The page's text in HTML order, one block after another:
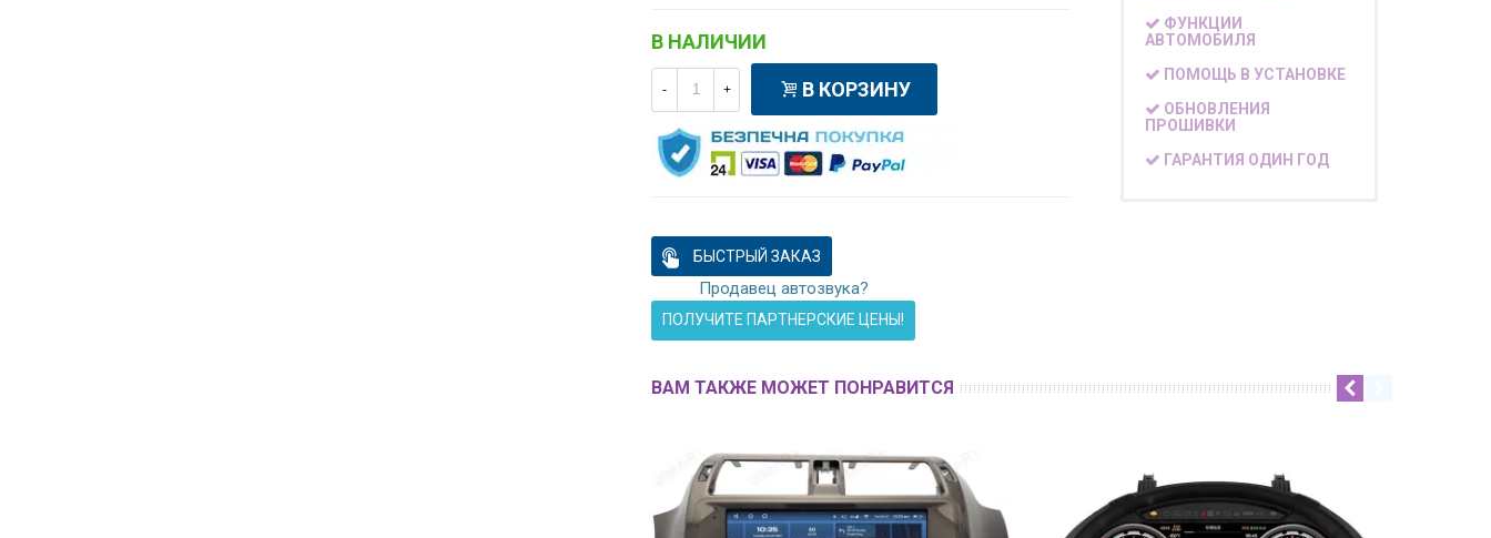
В НАЛИЧИИ
- + В КОРЗИНУ
БЫСТРЫЙ ЗАКАЗ
Продавец автозвука?
ПОЛУЧИТЕ ПАРТНЕРСКИЕ ЦЕНЫ!
ФУНКЦИИ
АВТОМОБИЛЯ
ПОМОЩЬ В УСТАНОВКЕ
ОБНОВЛЕНИЯ
ПРОШИВКИ
ГАРАНТИЯ ОДИН ГОД
ВАМ ТАКЖЕ МОЖЕТ ПОНРАВИТСЯ